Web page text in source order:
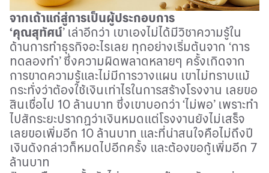
จากเถ้าแก่สู่การเป็นผู้ประกอบการ
‘คุณสุทัศน์’เล่าอีกว่า เขาเองไม่ได้มีวิชาความรู้ใน
ด้านการทำธุรกิจอะไรเลย ทุกอย่างเริ่มต้นจาก ‘การ
ทดลองทำ’ซึ่งความผิดพลาดหลายๆ ครั้งเกิดจาก
การขาดความรู้และไม่มีการวางแผน เขาไม่ทราบแม้
กระทั่งว่าต้องใช้เงินเท่าไรในการสร้างโรงงาน เลยขอ
สินเชื่อไป 10 ล้านบาท ซึ่งเขาบอกว่า ‘ไม่พอ’ เพราะทำ
ไปสักระยะปรากฏว่าเงินหมดแต่โรงงานยังไม่เสร็จ
เลยขอเพิ่มอีก 10 ล้านบาท และที่น่าสนใจคือไม่ถึงปี
เงินดังกล่าวก็หมดไปอีกครั้ง และต้องขอกู้เพิ่มอีก 7
ล้านบาท